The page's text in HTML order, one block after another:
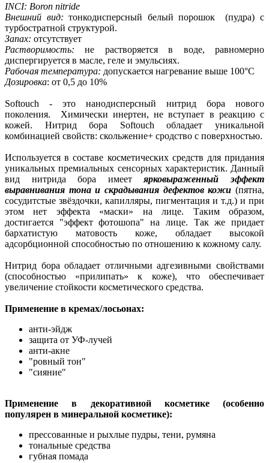
INCI: Boron nitride
Внешний вид: тонкодисперсный белый порошок (пудра) с
турбостратной структурой.
Запах: отсутствует
Растворимость: не растворяется в воде, равномерно
диспергируется в масле, геле и эмульсиях.
Рабочая температура: допускается нагревание выше 100°С
Дозировка: от 0,5 до 10%
Softouch - это нанодисперсный нитрид бора нового
поколения. Химически инертен, не вступает в реакцию с
кожей. Нитрид бора Softouch обладает уникальной
комбинацией свойств: скольжение+ сродство с поверхностью.
Используется в составе косметических средств для придания
уникальных премиальных сенсорных характеристик. Данный
вид нитрида бора имеетярковыраженный эффект
выравнивания тона и скрадывания дефектов кожи (пятна,
сосудитстые звёздочки, капилляры, пигментация и т.д.) и при
этом нет эффекта «маски» на лице. Таким образом,
достигается "эффект фотошопа" на лице. Так же придает
бархатистую матовость коже, обладает высокой
адсорбционной способностью по отношению к кожному салу.
Нитрид бора обладает отличными адгезивными свойствами
(способностью «прилипать» к коже), что обеспечивает
увеличение стойкости косметического средства.
Применение в кремах/лосьонах:
анти-эйдж
защита от УФ-лучей
анти-акне
"ровный тон"
"сияние"
Применение в декоративной косметике (особенно
популярен в минеральной косметике):
прессованные и рыхлые пудры, тени, румяна
тональные средства
губная помада